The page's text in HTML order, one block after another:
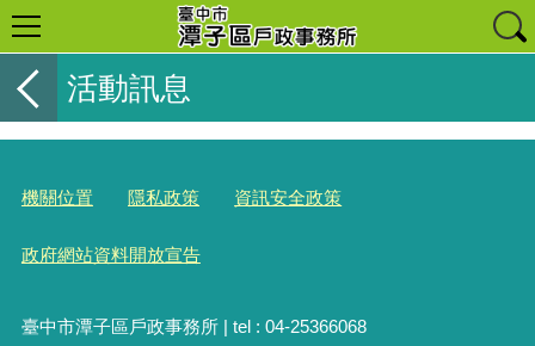
活動訊息
機關位置 隱私政策 資訊安全政策
政府網站資料開放宣告
臺中市潭子區戶政事務所 | tel : 04-25366068